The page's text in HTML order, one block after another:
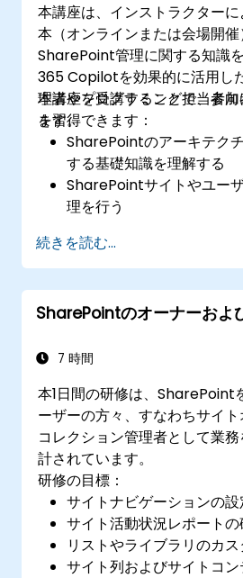
本講座は、インストラクター
本（オンラインまたは会場開催
SharePoint管理に関する知識
365 Copilotを効果的に活用し
理者やプログラミング担当者
ます。
本講座を受講することで、参
を習得できます：
SharePointのアーキテク
する基礎知識を理解する
SharePointサイトやユー
理を行う
プライアンス実施方法を習
Microsoft 365 Copilot機
上に活かすための統合・
データガバナンスやコンテ
続きを読む...
SharePointのオーナーおよ
7 時間
本1日間の研修は、SharePoint
ーザーの方々、すなわちサイ
コレクション管理者として業
計されています。
研修の目標：
サイトナビゲーションの設
サイト活動状況レポート
リストやライブラリのカ
サイト列およびサイトコ